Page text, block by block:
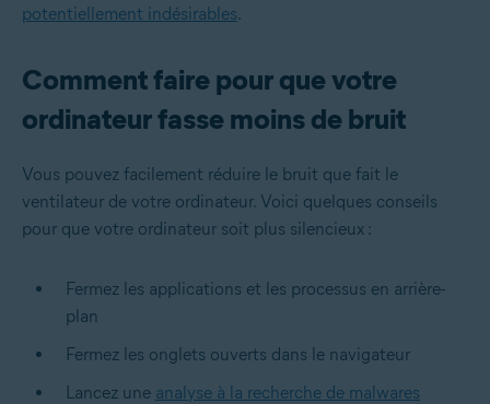
potentiellement indésirables.
Comment faire pour que votre
ordinateur fasse moins de bruit
Vous pouvez facilement réduire le bruit que fait le
ventilateur de votre ordinateur. Voici quelques conseils
pour que votre ordinateur soit plus silencieux :
Fermez les applications et les processus en arrière-
plan
Fermez les onglets ouverts dans le navigateur
Lancez une analyse à la recherche de malwares